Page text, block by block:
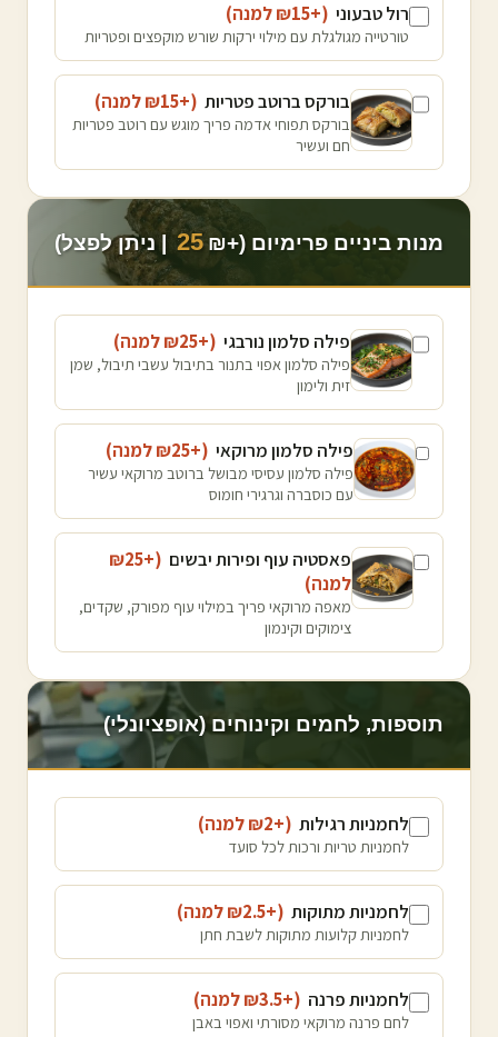
רול טבעוני (+₪
15 למנה)
טורטייה מגולגלת עם מילוי ירקות שורש מוקפצים ופטריות
בורקס ברוטב פטריות (+₪
15 למנה)
בורקס תפוחי אדמה פריך מוגש עם רוטב פטריות
חם ועשיר
מנות ביניים פרימיום (+₪ 25 | ניתן לפצל)
פילה סלמון נורבגי (+₪
25 למנה)
פילה סלמון אפוי בתנור בתיבול עשבי תיבול, שמן
זית ולימון
פילה סלמון מרוקאי (+₪
25 למנה)
פילה סלמון עסיסי מבושל ברוטב מרוקאי עשיר
עם כוסברה וגרגירי חומוס
פאסטיה עוף ופירות יבשים (+₪
25
למנה)
מאפה מרוקאי פריך במילוי עוף מפורק, שקדים,
צימוקים וקינמון
תוספות, לחמים וקינוחים (אופציונלי)
לחמניות רגילות (+₪
2 למנה)
לחמניות טריות ורכות לכל סועד
לחמניות מתוקות (+₪
2.5 למנה)
לחמניות קלועות מתוקות לשבת חתן
לחמניות פרנה (+₪
3.5 למנה)
לחם פרנה מרוקאי מסורתי ואפוי באבן